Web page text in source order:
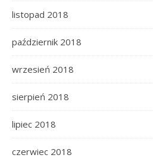
listopad 2018
październik 2018
wrzesień 2018
sierpień 2018
lipiec 2018
czerwiec 2018